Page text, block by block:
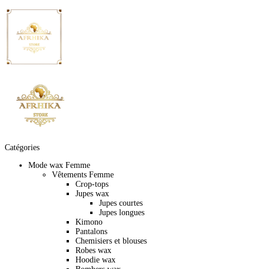
Catégories
Mode wax Femme
Vêtements Femme
Crop-tops
Jupes wax
Jupes courtes
Jupes longues
Kimono
Pantalons
Chemisiers et blouses
Robes wax
Hoodie wax